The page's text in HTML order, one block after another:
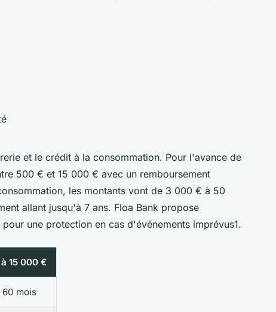
et le crédit à la consommation. Pour l'avance de
500 € et 15 000 € avec un remboursement
les montants vont de 3 000 € à 50
allant jusqu'à 7 ans. Floa Bank propose
une protection en cas d'événements imprévus1.
15 000 €
60 mois